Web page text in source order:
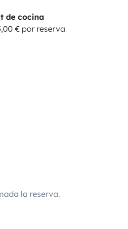
de cocina
€ por reserva
la reserva.